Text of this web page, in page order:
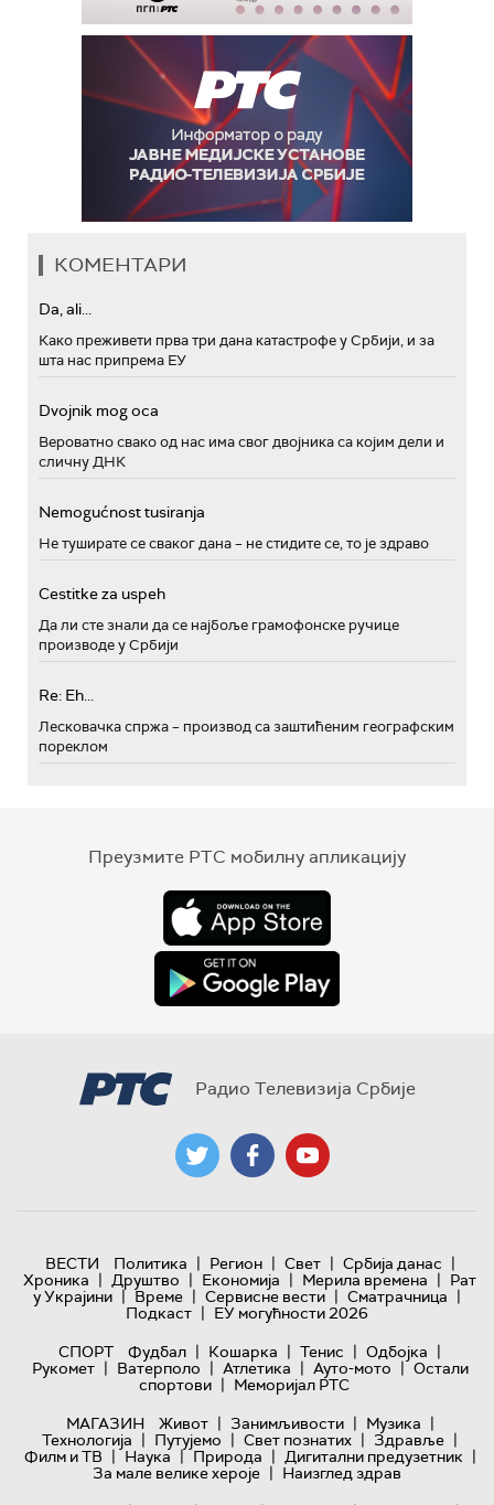
КОМЕНТАРИ
Da, ali...
Како преживети прва три дана катастрофе у Србији, и за
шта нас припрема ЕУ
Dvojnik mog oca
Вероватно свако од нас има свог двојника са којим дели и
сличну ДНК
Nemogućnost tusiranja
Не туширате се сваког дана – не стидите се, то је здраво
Cestitke za uspeh
Да ли сте знали да се најбоље грамофонске ручице
производе у Србији
Re: Eh...
Лесковачка спржа – производ са заштићеним географским
пореклом
Преузмите РТС мобилну апликацију
Радио Телевизија Србије
ВЕСТИ Политика | Регион | Свет | Србија данас |
Хроника | Друштво | Економија | Мерила времена | Рат
у Украјини | Време | Сервисне вести | Сматрачница |
Подкаст | ЕУ могућности 2026
СПОРТ
Фудбал | Кошарка | Тенис | Одбојка |
Рукомет | Ватерполо | Атлетика | Ауто-мото | Остали
спортови | Меморијал РТС
МАГАЗИН
Живот | Занимљивости | Музика |
Технологијa | Путујемо | Свет познатих | Здравље |
Филм и ТВ | Наука | Природа | Дигитални предузетник |
За мале велике хероје | Наизглед здрав